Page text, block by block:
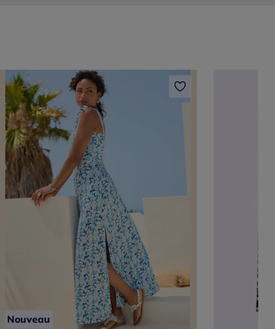
Nouveau